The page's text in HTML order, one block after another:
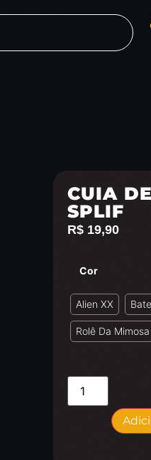
CUIA
SPLIF
R$ 19,90
Cor
Alien XX
Rolê Da Mimosa